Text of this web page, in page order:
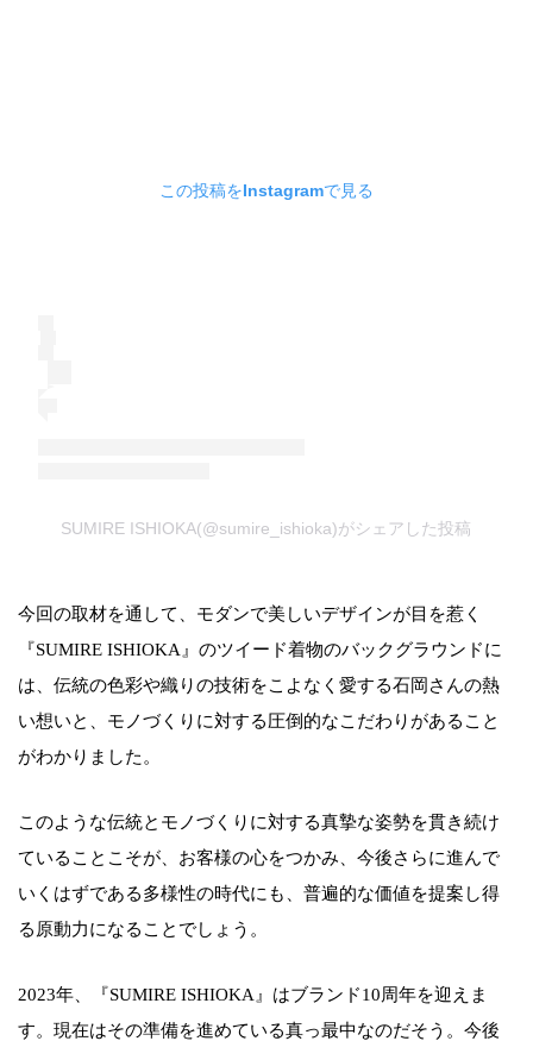
この投稿をInstagramで見る
SUMIRE ISHIOKA(@sumire_ishioka)がシェアした投稿
今回の取材を通して、モダンで美しいデザインが目を惹く
『SUMIRE ISHIOKA』のツイード着物のバックグラウンドに
は、伝統の色彩や織りの技術をこよなく愛する石岡さんの熱
い想いと、モノづくりに対する圧倒的なこだわりがあること
がわかりました。
このような伝統とモノづくりに対する真摯な姿勢を貫き続け
ていることこそが、お客様の心をつかみ、今後さらに進んで
いくはずである多様性の時代にも、普遍的な価値を提案し得
る原動力になることでしょう。
2023年、『SUMIRE ISHIOKA』はブランド10周年を迎えま
す。現在はその準備を進めている真っ最中なのだそう。今後